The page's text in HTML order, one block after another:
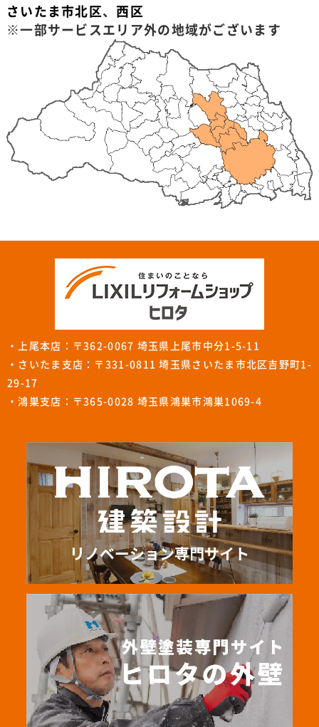
さいたま市北区、 西区
※一部サービスエリア外の地域がございます
・上尾本店：〒362-0067 埼玉県上尾市中分1-5-11
・さいたま支店：〒331-0811 埼玉県さいたま市北区吉野町1-
29-17
・鴻巣支店：〒365-0028 埼玉県鴻巣市鴻巣1069-4